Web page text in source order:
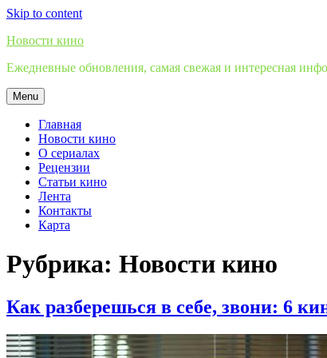
Skip to content
Новости кино
Ежедневные обновления, самая свежая и интересная
Menu
Главная
Новости кино
О сериалах
Рецензии
Статьи кино
Лента
Контакты
Карта
Рубрика: Новости кино
Как разберешься в себе, звони: 6